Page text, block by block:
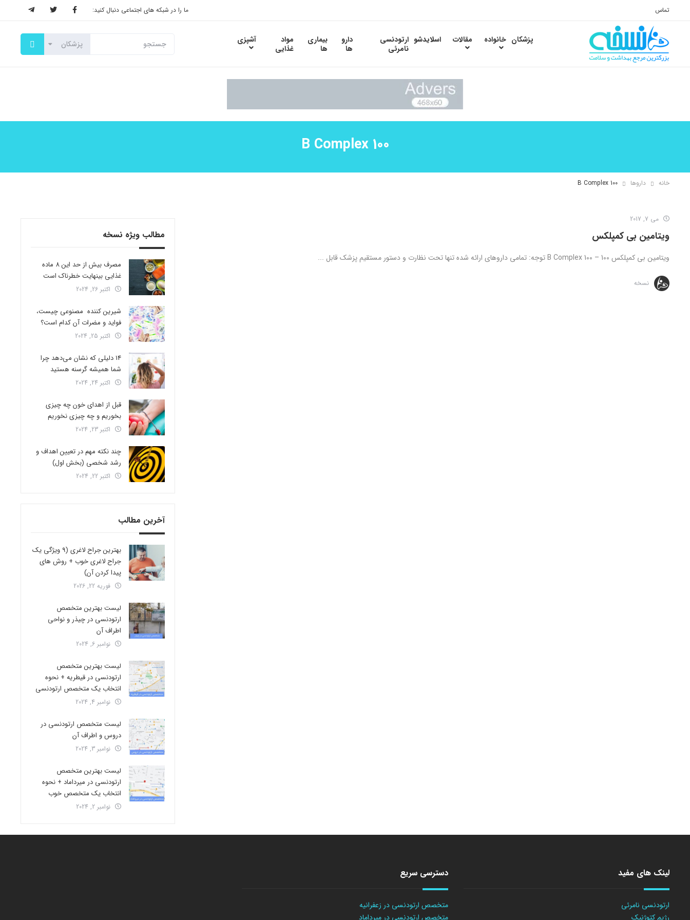
تماس ما را در شبکه های اجتماعی دنبال کنید:
پزشکان خانواده مقالات اسلایدشو ارتودنسی
نامرئی
دارو
ها
بیماری
ها
مواد
غذایی
آشپزی
B Complex 100
خانه داروها B Complex 100
می 7, 2017
ویتامین بی کمپلکس
ویتامین بی کمپلکس 100 – B Complex 100 توجه: تمامی داروهای ارائه شده تنها تحت نظارت و دستور مستقیم پزشک قابل ...
نسخه
مطالب ویژه نسخه
مصرف بیش از حد این 8 ماده
غذایی بینهایت خطرناک است
اکتبر 26, 2024
شیرین کننده مصنوعی چیست،
فواید و مضرات آن کدام است؟
اکتبر 25, 2024
14 دلیلی که نشان می‌دهد چرا
شما همیشه گرسنه هستید
اکتبر 24, 2024
قبل از اهدای خون چه چیزی
بخوریم و چه چیزی نخوریم
اکتبر 23, 2024
چند نکته مهم در تعیین اهداف و
رشد شخصی (بخش اول)
اکتبر 22, 2024
آخرین مطالب
بهترین جراح لاغری (9 ویژگی یک
جراح لاغری خوب + روش های
پیدا کردن آن)
فوریه 22, 2026
لیست بهترین متخصص
ارتودنسی در چیذر و نواحی
اطراف آن
نوامبر 6, 2024
لیست بهترین متخصص
ارتودنسی در قیطریه + نحوه
انتخاب یک متخصص ارتودنسی
نوامبر 4, 2024
لیست متخصص ارتودنسی در
دروس و اطراف آن
نوامبر 3, 2024
لیست بهترین متخصص
ارتودنسی در میرداماد + نحوه
انتخاب یک متخصص خوب
نوامبر 2, 2024
لینک های مفید
ارتودنسی نامرئی
رژیم کتوژنیک
دسترسی سریع
متخصص ارتودنسی در زعفرانیه
متخصص ارتودنسی در میرداماد